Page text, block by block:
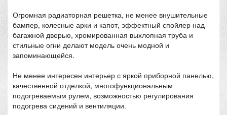
Огромная радиаторная решетка, не менее внушительные
бампер, колесные арки и капот, эффектный спойлер над
багажной дверью, хромированная выхлопная труба и
стильные огни делают модель очень модной и
запоминающейся.
Не менее интересен интерьер с яркой приборной панелью,
качественной отделкой, многофункциональным
подогреваемым рулем, возможностью регулирования
подогрева сидений и вентиляции.